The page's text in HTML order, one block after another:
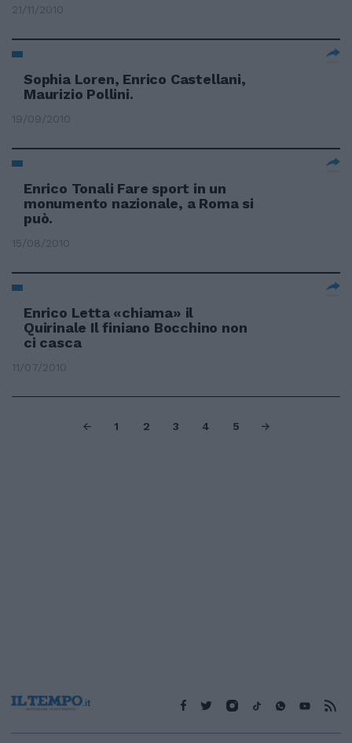
21/11/2010
Sophia Loren, Enrico Castellani,
Maurizio Pollini.
19/09/2010
Enrico Tonali Fare sport in un
monumento nazionale, a Roma si
può.
15/08/2010
Enrico Letta «chiama» il
Quirinale Il finiano Bocchino non
ci casca
11/07/2010
1 2 3 4 5